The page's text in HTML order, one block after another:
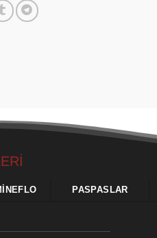
PASPASLAR